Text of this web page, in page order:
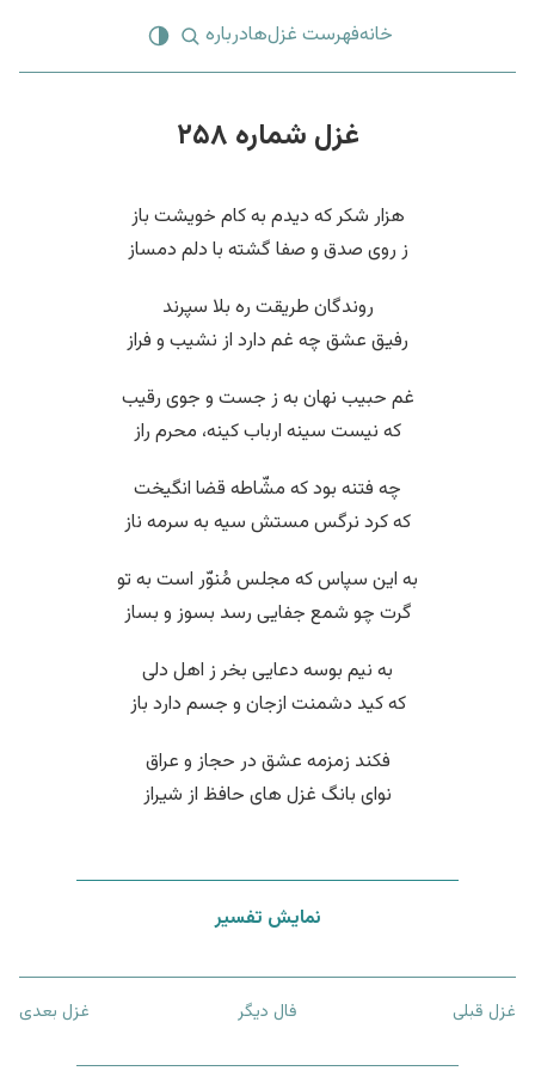
خانهفهرست غزل‌هادرباره
غزل شماره ۲۵۸
هزار شکر که دیدم به کام خویشت باز
ز روی صدق و صفا گشته با دلم دمساز
روندگان طریقت ره بلا سپرند
رفیق عشق چه غم دارد از نشیب و فراز
غم حبیب نهان به ز جست و جوی رقیب
که نیست سینه ارباب کینه، محرم راز
چه فتنه بود که مشّاطه قضا انگیخت
که کرد نرگس مستش سیه به سرمه ناز
به این سپاس که مجلس مُنوّر است به تو
گرت چو شمع جفایی رسد بسوز و بساز
به نیم بوسه دعایی بخر ز اهل دلی
که کید دشمنت ازجان و جسم دارد باز
فکند زمزمه عشق در حجاز و عراق
نوای بانگ غزل های حافظ از شیراز
نمایش تفسیر
غزل قبلی فال دیگر غزل بعدی